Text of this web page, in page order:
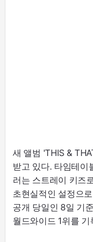
새 앨범 'THIS &
받고 있다. 타임테이
러는 스트레이 키즈
초현실적인 설정으
공개 당일인 8일 기
월드와이드 1위를 기